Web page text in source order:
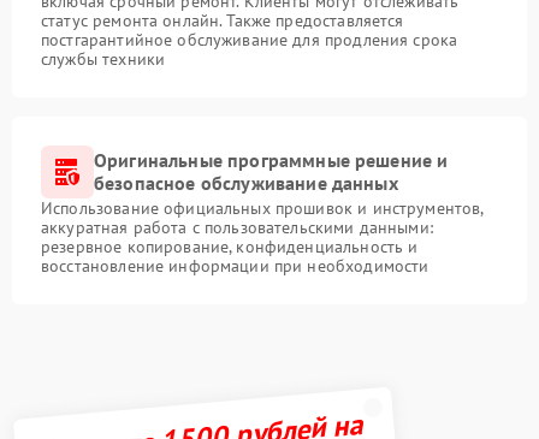
статус ремонта онлайн. Также предоставляется
постгарантийное обслуживание для продления срока
службы техники
Оригинальные программные решение и
безопасное обслуживание данных
Использование официальных прошивок и инструментов,
аккуратная работа с пользовательскими данными:
резервное копирование, конфиденциальность и
восстановление информации при необходимости